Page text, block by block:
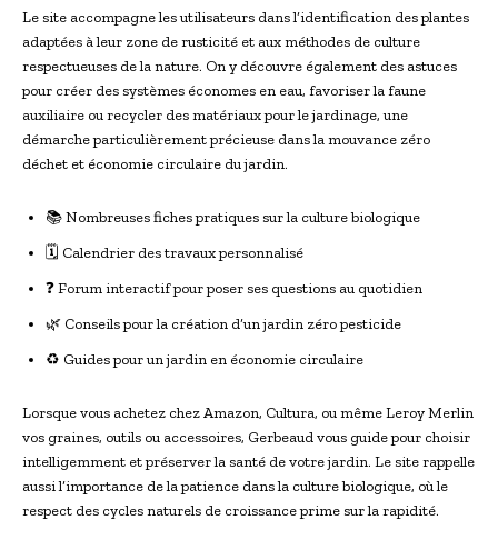
Le site accompagne les utilisateurs dans l’identification des plantes
adaptées à leur zone de rusticité et aux méthodes de culture
respectueuses de la nature. On y découvre également des astuces
pour créer des systèmes économes en eau, favoriser la faune
auxiliaire ou recycler des matériaux pour le jardinage, une
démarche particulièrement précieuse dans la mouvance zéro
déchet et économie circulaire du jardin.
📚 Nombreuses fiches pratiques sur la culture biologique
🗓 Calendrier des travaux personnalisé
❓ Forum interactif pour poser ses questions au quotidien
🌿 Conseils pour la création d’un jardin zéro pesticide
♻ Guides pour un jardin en économie circulaire
Lorsque vous achetez chez Amazon, Cultura, ou même Leroy Merlin
vos graines, outils ou accessoires, Gerbeaud vous guide pour choisir
intelligemment et préserver la santé de votre jardin. Le site rappelle
aussi l’importance de la patience dans la culture biologique, où le
respect des cycles naturels de croissance prime sur la rapidité.